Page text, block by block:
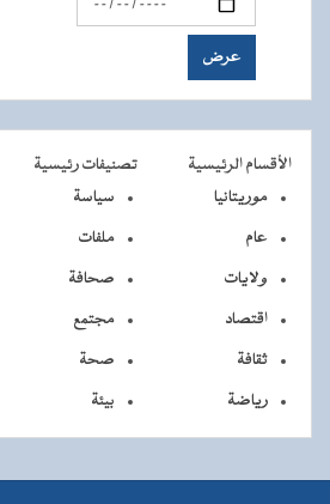
الأقسام الرئيسية تصنيفات رئيسية
موريتانيا
عام
ولايات
اقتصاد
ثقافة
رياضة
سياسة
ملفات
صحافة
مجتمع
صحة
بيئة